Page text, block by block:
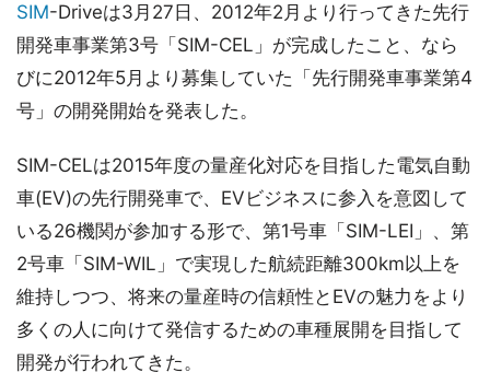
SIM-Driveは3月27日、2012年2月より行ってきた先行
開発車事業第3号「SIM-CEL」が完成したこと、なら
びに2012年5月より募集していた「先行開発車事業第4
号」の開発開始を発表した。
SIM-CELは2015年度の量産化対応を目指した電気自動
車(EV)の先行開発車で、EVビジネスに参入を意図して
いる26機関が参加する形で、第1号車「SIM-LEI」、第
2号車「SIM-WIL」で実現した航続距離300km以上を
維持しつつ、将来の量産時の信頼性とEVの魅力をより
多くの人に向けて発信するための車種展開を目指して
開発が行われてきた。